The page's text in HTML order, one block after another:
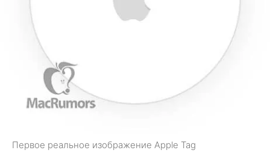
Первое реальное изображение Apple Tag